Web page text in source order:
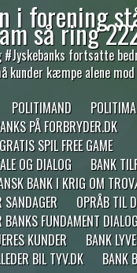
i forening
så ring
#Jyskebanks
kunder kæmpe alene
POLITIMAND
PÅ FORBRYDER.DK
SPIL FREE GAME
OG DIALOG
BANK
BANK I KRIG OM
OPRÅB TIL
BANKS FUNDAMENT
KUNDER
BANK
BIL TYV.DK BANK